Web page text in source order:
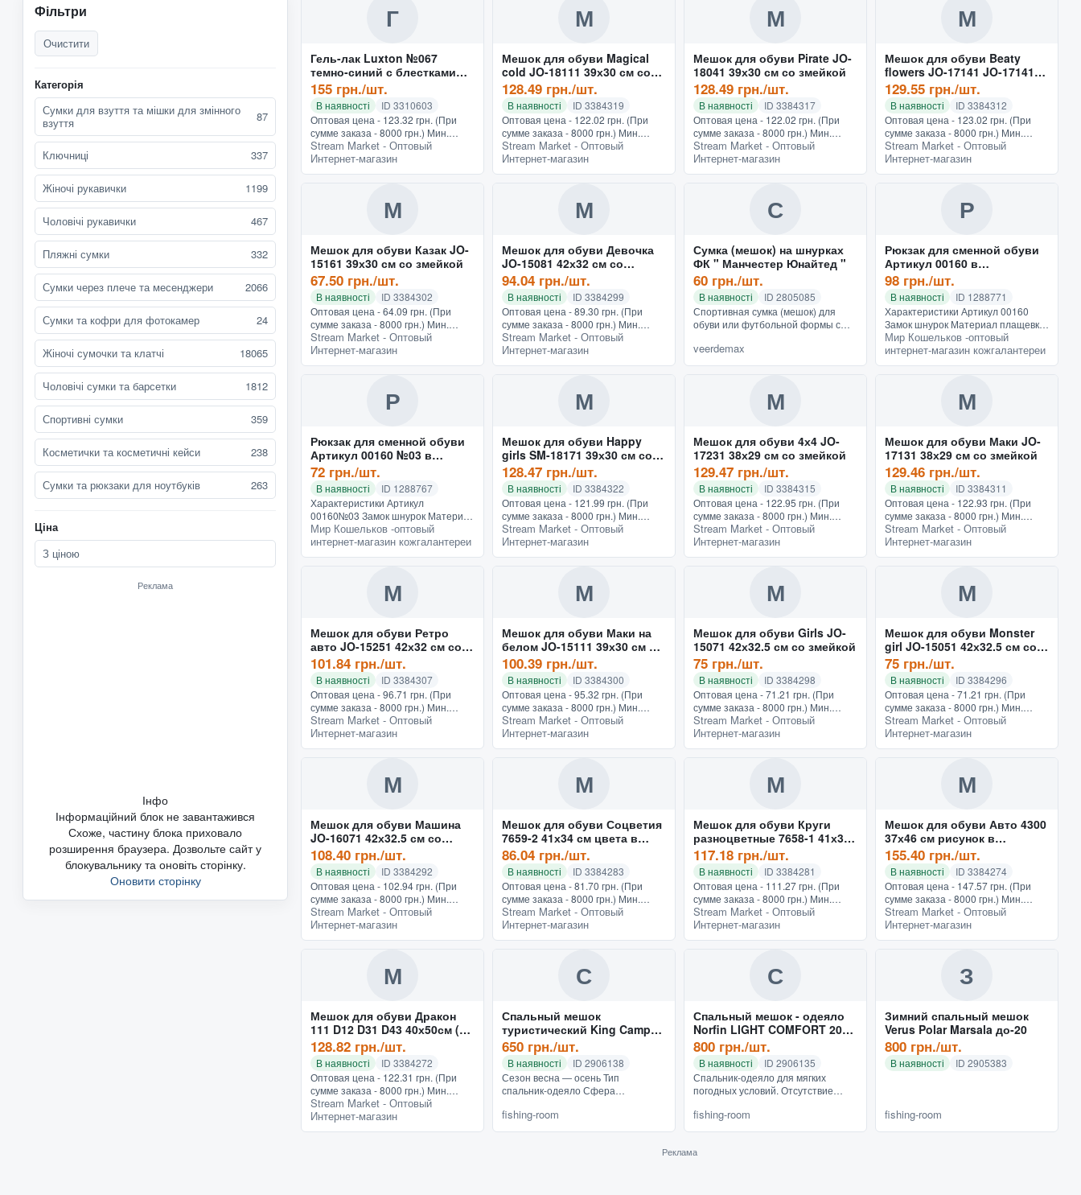
Фільтри
Очистити
Категорія
Сумки для взуття та мішки для змінного
взуття
87
Ключниці 337
Жіночі рукавички 1199
Чоловічі рукавички 467
Пляжні сумки 332
Сумки через плече та месенджери 2066
Сумки та кофри для фотокамер 24
Жіночі сумочки та клатчі 18065
Чоловічі сумки та барсетки 1812
Спортивні сумки 359
Косметички та косметичні кейси 238
Сумки та рюкзаки для ноутбуків 263
Ціна
З ціною
Реклама
Інфо
Інформаційний блок не завантажився
Схоже, частину блока приховало
розширення браузера. Дозвольте сайт у
блокувальнику та оновіть сторінку.
Оновити сторінку
Г
Гель-лак Luxton №067
темно-синий с блестками
10мл
155 грн./шт.
В наявності
ID 3310603
Оптовая цена - 123.32 грн. (При
сумме заказа - 8000 грн.) Мин.
заказ - 150 грн.Производитель -
Luxton, Тип - Гель-лаки, Фасовка -
10 мл Характерист...
Stream Market - Оптовый
Интернет-магазин
М
Мешок для обуви Magical
cold JO-18111 39х30 см со
змейкой
128.49 грн./шт.
В наявності
ID 3384319
Оптовая цена - 122.02 грн. (При
сумме заказа - 8000 грн.) Мин.
заказ - 150 грн.Мешок, модель
которого Magical cold JO-18111,
учитывает все потребно...
Stream Market - Оптовый
Интернет-магазин
М
Мешок для обуви Pirate JO-
18041 39х30 см со змейкой
128.49 грн./шт.
В наявності
ID 3384317
Оптовая цена - 122.02 грн. (При
сумме заказа - 8000 грн.) Мин.
заказ - 150 грн.Пиратская тематика
стала основной для украшения
изделия Pirate JO-18...
Stream Market - Оптовый
Интернет-магазин
М
Мешок для обуви Beaty
flowers JO-17141 JO-17141
38х29 см со змейкой
129.55 грн./шт.
В наявності
ID 3384312
Оптовая цена - 123.02 грн. (При
сумме заказа - 8000 грн.) Мин.
заказ - 150 грн.Вместить любой
перечень принадлежностей и
вещей, полноценно избавить...
Stream Market - Оптовый
Интернет-магазин
М
Мешок для обуви Казак JO-
15161 39х30 см со змейкой
67.50 грн./шт.
В наявності
ID 3384302
Оптовая цена - 64.09 грн. (При
сумме заказа - 8000 грн.) Мин.
заказ - 150 грн.Довольно
функциональным является мешок
JO-15161. Его выделяют два отд...
Stream Market - Оптовый
Интернет-магазин
М
Мешок для обуви Девочка
JO-15081 42х32 см со
змейкой
94.04 грн./шт.
В наявності
ID 3384299
Оптовая цена - 89.30 грн. (При
сумме заказа - 8000 грн.) Мин.
заказ - 150 грн.Мешок со змейкой
модели JO-15081, дополненный
рисунком «Девочка» по в...
Stream Market - Оптовый
Интернет-магазин
С
Сумка (мешок) на шнурках
ФК " Манчестер Юнайтед "
60 грн./шт.
В наявності
ID 2805085
Спортивная сумка (мешок) для
обуви или футбольной формы с
клуба. В такую сумку поместится
любая ваша обувь или форма...
veerdemax
Р
Рюкзак для сменной обуви
Артикул 00160 в
ассортименте
98 грн./шт.
В наявності
ID 1288771
Характеристики Артикул 00160
Замок шнурок Материал плащевка
Подкладка шелк Производитель
Украина Размер 40х30х2 Упаковка
полиэтилен Цвет 5 Внутри о...
Мир Кошельков -оптовый
интернет-магазин кожгалантереи
Р
Рюкзак для сменной обуви
Артикул 00160 №03 в
ассортименте
72 грн./шт.
В наявності
ID 1288767
Характеристики Артикул
00160№03 Замок шнурок Материал
кожвинил Подкладка шелк
Производитель Украина Размер
40х30х2 Упаковка полиэтилен Цвет
Мир Кошельков -оптовый
интернет-магазин кожгалантереи
М
Мешок для обуви Happy
girls SM-18171 39х30 см со
змейкой
128.47 грн./шт.
В наявності
ID 3384322
Оптовая цена - 121.99 грн. (При
сумме заказа - 8000 грн.) Мин.
заказ - 150 грн.Мешок Happy girls
SM-18171 обладает перечнем
характеристик, на котор...
Stream Market - Оптовый
Интернет-магазин
М
Мешок для обуви 4х4 JO-
17231 38х29 см со змейкой
129.47 грн./шт.
В наявності
ID 3384315
Оптовая цена - 122.95 грн. (При
сумме заказа - 8000 грн.) Мин.
заказ - 150 грн.Мешок, который
рассчитан как сумка для обуви,
имеет более обширный с...
Stream Market - Оптовый
Интернет-магазин
М
Мешок для обуви Маки JO-
17131 38х29 см со змейкой
129.46 грн./шт.
В наявності
ID 3384311
Оптовая цена - 122.93 грн. (При
сумме заказа - 8000 грн.) Мин.
заказ - 150 грн.Мешок, чтобы быть
более удобным при
использовании, обретает
Stream Market - Оптовый
Интернет-магазин
М
Мешок для обуви Ретро
авто JO-15251 42х32 см со
змейкой
101.84 грн./шт.
В наявності
ID 3384307
Оптовая цена - 96.71 грн. (При
сумме заказа - 8000 грн.) Мин.
заказ - 150 грн.Чтобы сменная
обувь или вещи для занятий не
растерялись, аккуратно хр...
Stream Market - Оптовый
Интернет-магазин
М
Мешок для обуви Маки на
белом JO-15111 39х30 см со
змейкой
100.39 грн./шт.
В наявності
ID 3384300
Оптовая цена - 95.32 грн. (При
сумме заказа - 8000 грн.) Мин.
заказ - 150 грн.Мешок,
стилистическая особенность
которого выражается в
Stream Market - Оптовый
Интернет-магазин
М
Мешок для обуви Girls JO-
15071 42х32.5 см со змейкой
75 грн./шт.
В наявності
ID 3384298
Оптовая цена - 71.21 грн. (При
сумме заказа - 8000 грн.) Мин.
заказ - 150 грн.В качестве
основного или дополнительного
рюкзака для разных вещей мож...
Stream Market - Оптовый
Интернет-магазин
М
Мешок для обуви Monster
girl JO-15051 42х32.5 см со
змейкой
75 грн./шт.
В наявності
ID 3384296
Оптовая цена - 71.21 грн. (При
сумме заказа - 8000 грн.) Мин.
заказ - 150 грн.Мешок для обуви
JO-15051 разделен на два
кармана: основной на затяжка...
Stream Market - Оптовый
Интернет-магазин
М
Мешок для обуви Машина
JO-16071 42х32.5 см со
змейкой
108.40 грн./шт.
В наявності
ID 3384292
Оптовая цена - 102.94 грн. (При
сумме заказа - 8000 грн.) Мин.
заказ - 150 грн.Для обуви,
предметов одежды, разного
назначения инвентаря
Stream Market - Оптовый
Интернет-магазин
М
Мешок для обуви Соцветия
7659-2 41х34 см цвета в
ассортименте (2 шт)
86.04 грн./шт.
В наявності
ID 3384283
Оптовая цена - 81.70 грн. (При
сумме заказа - 8000 грн.) Мин.
заказ - 150 грн.Отпускается кратно
упаковке (2 шт). Организовать
отдельную сумку для...
Stream Market - Оптовый
Интернет-магазин
М
Мешок для обуви Круги
разноцветные 7658-1 41х34
см (3 шт)
117.18 грн./шт.
В наявності
ID 3384281
Оптовая цена - 111.27 грн. (При
сумме заказа - 8000 грн.) Мин.
заказ - 150 грн.Отпускается кратно
упаковке (3 шт). Разноцветные
круги, нанесенные н...
Stream Market - Оптовый
Интернет-магазин
М
Мешок для обуви Авто 4300
37х46 см рисунок в
ассортименте (3 шт)
155.40 грн./шт.
В наявності
ID 3384274
Оптовая цена - 147.57 грн. (При
сумме заказа - 8000 грн.) Мин.
заказ - 150 грн.Отпускается кратно
упаковке (3 шт). При надобности
переноски разного...
Stream Market - Оптовый
Интернет-магазин
М
Мешок для обуви Дракон
111 D12 D31 D43 40х50см (3
шт)
128.82 грн./шт.
В наявності
ID 3384272
Оптовая цена - 122.31 грн. (При
сумме заказа - 8000 грн.) Мин.
заказ - 150 грн.Отпускается кратно
упаковке (3 шт). В школе или в
спортивной секции,...
Stream Market - Оптовый
Интернет-магазин
С
Спальный мешок
туристический King Camp
Oxygen
650 грн./шт.
В наявності
ID 2906138
Сезон весна ― осень Тип
спальник-одеяло Сфера
Утеплитель холлофайбер
Плотность утеплителя 200 г/м
fishing-room
С
Спальный мешок - одеяло
Norfin LIGHT COMFORT 200
(NF-30201)
800 грн./шт.
В наявності
ID 2906135
Спальник-одеяло для мягких
погодных условий. Отсутствие
использовать эту модель как
одеяло на рыбалке, на отдыхе и
fishing-room
З
Зимний спальный мешок
Verus Polar Marsala до-20
800 грн./шт.
В наявності ID 2905383
fishing-room
Реклама